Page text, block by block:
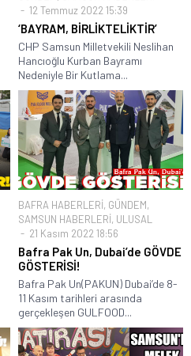
12 Temmuz 2022 15:39
‘BAYRAM, BİRLİKTELİKTİR’
CHP Samsun Milletvekili Neslihan
Hancıoğlu Kurban Bayramı
Nedeniyle Bir Kutlama...
BAFRA HABERLERİ, GÜNDEM,
SAMSUN HABERLERİ, ULUSAL
21 Kasım 2022 18:56
Bafra Pak Un, Dubai’de GÖVDE
GÖSTERİSİ!
Bafra Pak Un(PAKUN) Dubai’de 8-
11 Kasım tarihleri arasında
gerçekleşen GULFOOD...